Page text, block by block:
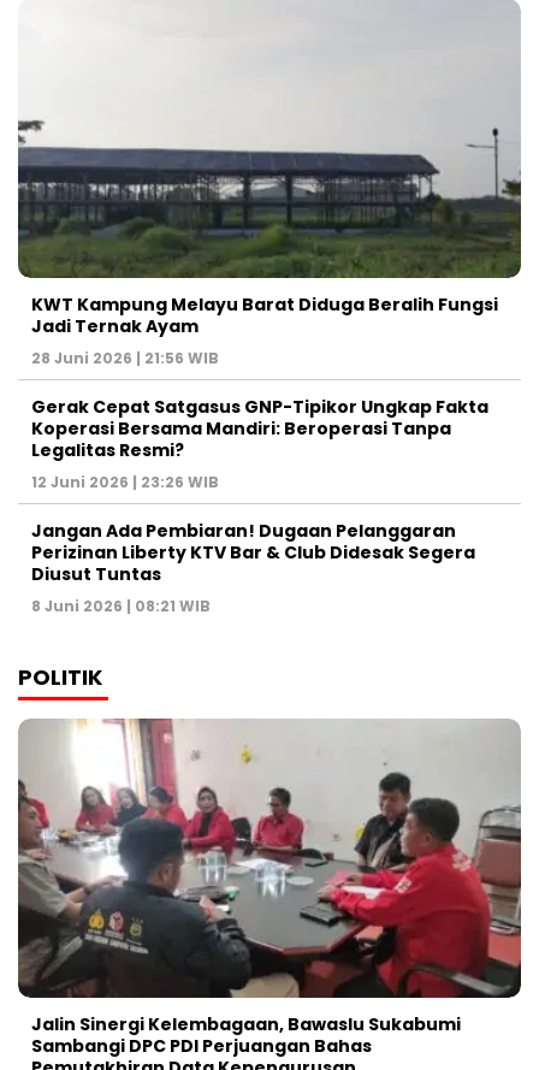
KWT Kampung Melayu Barat Diduga Beralih Fungsi
Jadi Ternak Ayam
28 Juni 2026 | 21:56 WIB
Gerak Cepat Satgasus GNP-Tipikor Ungkap Fakta
Koperasi Bersama Mandiri: Beroperasi Tanpa
Legalitas Resmi?
12 Juni 2026 | 23:26 WIB
Jangan Ada Pembiaran! Dugaan Pelanggaran
Perizinan Liberty KTV Bar & Club Didesak Segera
Diusut Tuntas
8 Juni 2026 | 08:21 WIB
POLITIK
Jalin Sinergi Kelembagaan, Bawaslu Sukabumi
Sambangi DPC PDI Perjuangan Bahas